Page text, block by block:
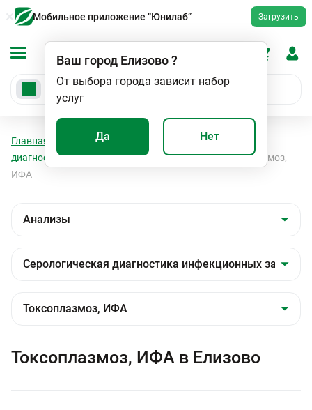
Мобильное приложение “Юнилаб” Загрузить
Ваш город Елизово?
От выбора города зависит набор
услуг
Да Нет
Главная Анализы
Серологическая
диагностика инфекционных заболеваний
Токсоплазмоз,
ИФА
Токсоплазмоз, ИФА в Елизово